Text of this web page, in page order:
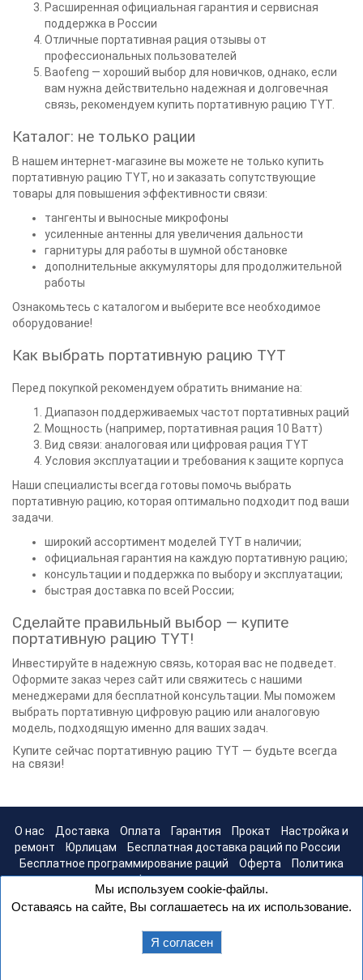
Расширенная официальная гарантия и сервисная
поддержка в России
Отличные портативная рация отзывы от
профессиональных пользователей
Baofeng — хороший выбор для новичков, однако, если
вам нужна действительно надежная и долговечная
связь, рекомендуем купить портативную рацию TYT.
Каталог: не только рации
В нашем интернет-магазине вы можете не только купить
портативную рацию TYT, но и заказать сопутствующие
товары для повышения эффективности связи:
тангенты и выносные микрофоны
усиленные антенны для увеличения дальности
гарнитуры для работы в шумной обстановке
дополнительные аккумуляторы для продолжительной
работы
Ознакомьтесь с каталогом и выберите все необходимое
оборудование!
Как выбрать портативную рацию TYT
Перед покупкой рекомендуем обратить внимание на:
Диапазон поддерживаемых частот портативных раций
Мощность (например, портативная рация 10 Ватт)
Вид связи: аналоговая или цифровая рация TYT
Условия эксплуатации и требования к защите корпуса
Наши специалисты всегда готовы помочь выбрать
портативную рацию, которая оптимально подходит под ваши
задачи.
широкий ассортимент моделей TYT в наличии;
официальная гарантия на каждую портативную рацию;
консультации и поддержка по выбору и эксплуатации;
быстрая доставка по всей России;
Сделайте правильный выбор — купите
портативную рацию TYT!
Инвестируйте в надежную связь, которая вас не подведет.
Оформите заказ через сайт или свяжитесь с нашими
менеджерами для бесплатной консультации. Мы поможем
выбрать портативную цифровую рацию или аналоговую
модель, подходящую именно для ваших задач.
Купите сейчас портативную рацию TYT — будьте всегда
на связи!
О нас Доставка Оплата Гарантия Прокат
Настройка и
ремонт
Юрлицам
Бесплатная доставка раций по России
Бесплатное программирование раций
Оферта
Политика
конфиденциальности
Мы используем cookie-файлы.
Оставаясь на сайте, Вы соглашаетесь на их использование.
Я согласен